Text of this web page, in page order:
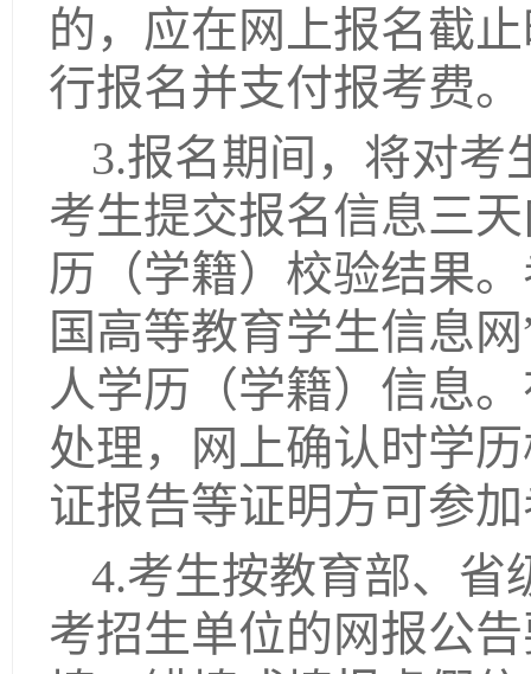
的，应在网上报名截
行报名并支付报考费。
3.报名期间，将对考
考生提交报名信息三
历（学籍）校验结果
国高等教育学生信息
人学历（学籍）信息
处理，网上确认时学
证报告等证明方可参
4.考生按教育部、省
考招生单位的网报公